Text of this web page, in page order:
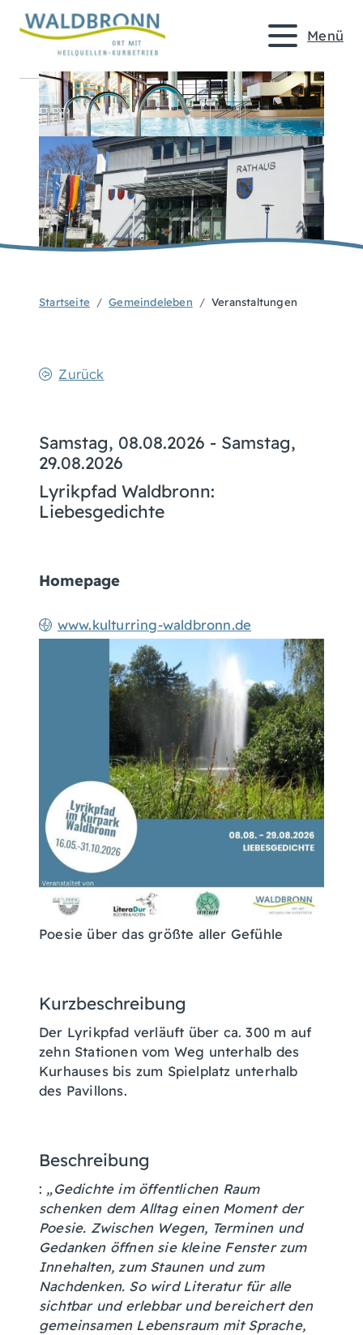
Menü
Startseite Gemeindeleben Veranstaltungen
Zurück
Samstag, 08.08.2026 - Samstag,
29.08.2026
Lyrikpfad Waldbronn:
Liebesgedichte
Homepage
www.kulturring-waldbronn.de
Poesie über das größte aller Gefühle
Kurzbeschreibung
Der Lyrikpfad verläuft über ca. 300 m auf
zehn Stationen vom Weg unterhalb des
Kurhauses bis zum Spielplatz unterhalb
des Pavillons.
Beschreibung
: „Gedichte im öffentlichen Raum
schenken dem Alltag einen Moment der
Poesie. Zwischen Wegen, Terminen und
Gedanken öffnen sie kleine Fenster zum
Innehalten, zum Staunen und zum
Nachdenken. So wird Literatur für alle
sichtbar und erlebbar und bereichert den
gemeinsamen Lebensraum mit Sprache,